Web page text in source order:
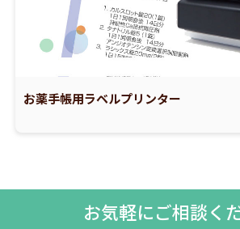
お薬手帳用ラベルプリンター
お気軽にご相談く